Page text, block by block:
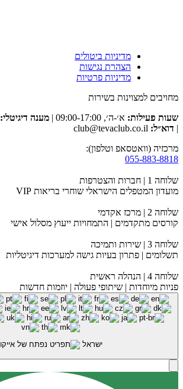
מדיניות ביטולים
הצהרת נגישות
מדיניות פרטיות
מחויבים למצוינות בשירות
שעות פעילות: א׳-ה׳, 09:00-17:00 | מענה דיגיטלי:
| דוא״ל:
מרכזיה (וואטסאפ וטלפון):
055-883-8818
שלוחה 1 | חברות והצטרפות
מועדון המטפלים הישראלי שוחרי בריאות VIP
שלוחה 2 | מרכז אקדמי
קורסים מתקדמים | התמחויות ייעוץ מסלול אישי
שלוחה 3 | שירות ותמיכה
תשלומים | פתרון בעיות גישה למערכות דיגיטליות
שלוחה 4 | הנהלה ראשית
פניות מיוחדות | שיתופי פעולה | יוזמות חדשות
ישראל